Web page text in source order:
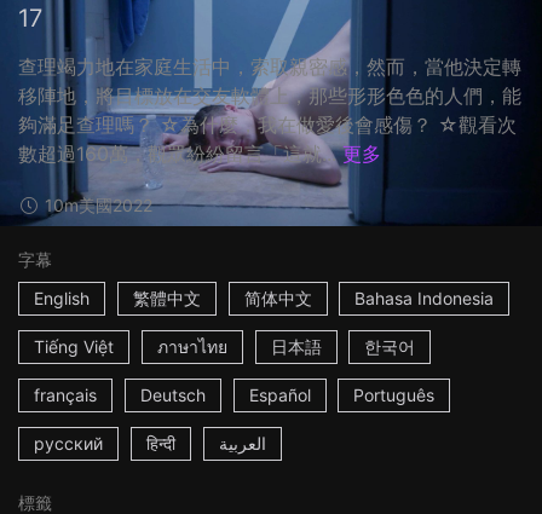
17
查理竭力地在家庭生活中，索取親密感，然而，當他決定轉
移陣地，將目標放在交友軟體上，那些形形色色的人們，能
夠滿足查理嗎？ ☆為什麼，我在做愛後會感傷？ ☆觀看次
數超過160萬，觀眾紛紛留言「這就... 更多
10m美國2022
字幕
English
繁體中文 简体中文 Bahasa Indonesia
Tiếng Việt ภาษาไทย 日本語 한국어
français Deutsch Español Português
русский हिन्दी العربية
標籤